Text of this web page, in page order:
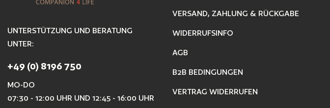
UNTERSTÜTZUNG UND BERATUNG
UNTER:
+49 (0) 8196 750
MO-DO
07:30 - 12:00 UHR UND 12:45 - 16:00 UHR
VERSAND, ZAHLUNG & RÜCKGABE
WIDERRUFSINFO
AGB
B2B BEDINGUNGEN
VERTRAG WIDERRUFEN